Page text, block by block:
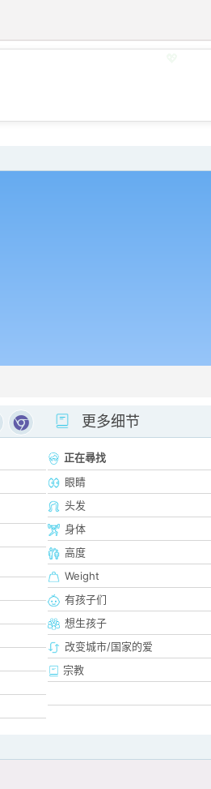
更多细节
正在尋找
眼睛
头发
身体
高度
Weight
有孩子们
想生孩子
改变城市/国家的爱
宗教